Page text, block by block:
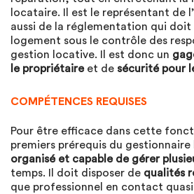
locataire. Il est le représentant de
aussi de la réglementation qui doit
logement sous le contrôle des
gestion locative. Il est donc un
le propriétaireet de sécurité pour
COMPÉTENCES REQUISES
Pour être efficace dans cette
premiers prérequis du
organisé et capable de gérer
temps. Il doit disposer de qualités
que professionnel en contact